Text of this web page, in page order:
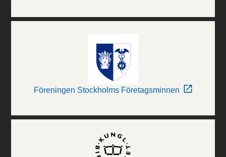
Föreningen Stockholms Företagsminnen